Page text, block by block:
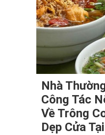
Nhà
Công Tác
Về Trông
Dẹp Cửa